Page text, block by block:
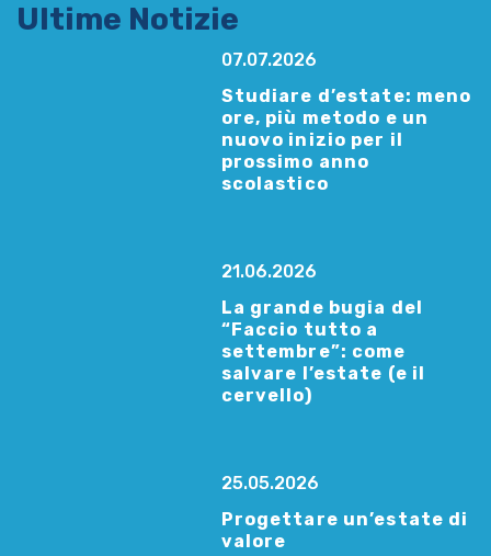
Ultime Notizie
07.07.2026
Studiare d’estate: meno
ore, più metodo e un
nuovo inizio per il
prossimo anno
scolastico
21.06.2026
La grande bugia del
“Faccio tutto a
settembre”: come
salvare l’estate (e il
cervello)
25.05.2026
Progettare un’estate di
valore